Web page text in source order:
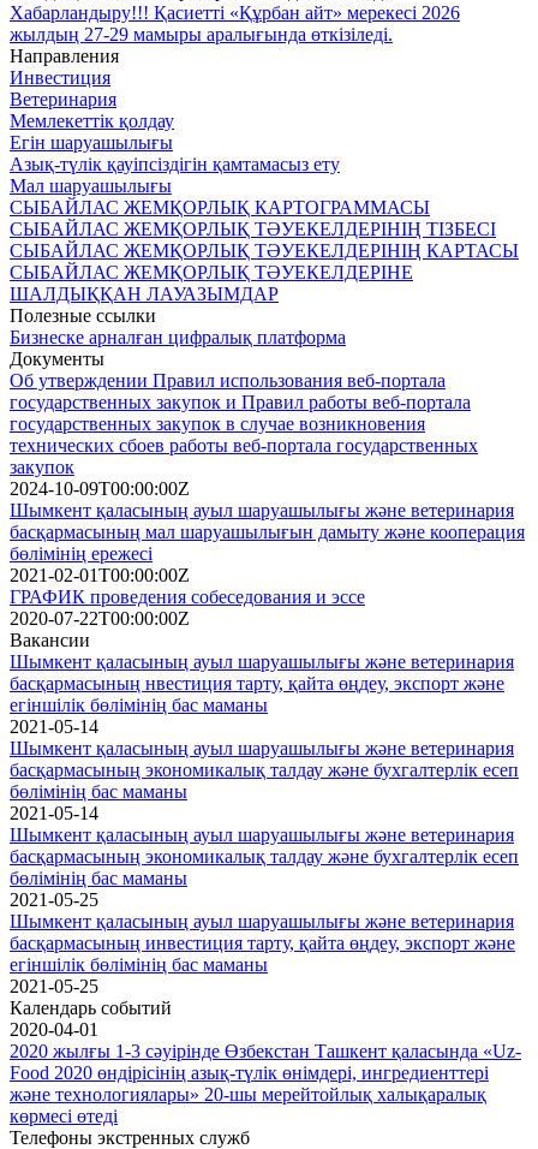
Хабарландыру!!! Қасиетті «Құрбан айт» мерекесі 2026
жылдың 27-29 мамыры аралығында өткізіледі.
Направления
Инвестиция
Ветеринария
Мемлекеттік қолдау
Егін шаруашылығы
Азық-түлік қауіпсіздігін қамтамасыз ету
Мал шаруашылығы
СЫБАЙЛАС ЖЕМҚОРЛЫҚ КАРТОГРАММАСЫ
СЫБАЙЛАС ЖЕМҚОРЛЫҚ ТӘУЕКЕЛДЕРІНІҢ ТІЗБЕСІ
СЫБАЙЛАС ЖЕМҚОРЛЫҚ ТӘУЕКЕЛДЕРІНІҢ КАРТАСЫ
СЫБАЙЛАС ЖЕМҚОРЛЫҚ ТӘУЕКЕЛДЕРІНЕ
ШАЛДЫҚҚАН ЛАУАЗЫМДАР
Полезные ссылки
Бизнеске арналған цифралық платформа
Документы
Об утверждении Правил использования веб-портала
государственных закупок и Правил работы веб-портала
государственных закупок в случае возникновения
технических сбоев работы веб-портала государственных
закупок
2024-10-09T00:00:00Z
Шымкент қаласының ауыл шаруашылығы және ветеринария
басқармасының мал шаруашылығын дамыту және кооперация
бөлімінің ережесі
2021-02-01T00:00:00Z
ГРАФИК проведения собеседования и эссе
2020-07-22T00:00:00Z
Вакансии
Шымкент қаласының ауыл шаруашылығы және ветеринария
басқармасының нвестиция тарту, қайта өңдеу, экспорт және
егіншілік бөлімінің бас маманы
2021-05-14
Шымкент қаласының ауыл шаруашылығы және ветеринария
басқармасының экономикалық талдау және бухгалтерлік есеп
бөлімінің бас маманы
2021-05-14
Шымкент қаласының ауыл шаруашылығы және ветеринария
басқармасының экономикалық талдау және бухгалтерлік есеп
бөлімінің бас маманы
2021-05-25
Шымкент қаласының ауыл шаруашылығы және ветеринария
басқармасының инвестиция тарту, қайта өңдеу, экспорт және
егіншілік бөлімінің бас маманы
2021-05-25
Календарь событий
2020-04-01
2020 жылғы 1-3 сәуірінде Өзбекстан Ташкент қаласында «Uz-
Food 2020 өндірісінің азық-түлік өнімдері, ингредиенттері
және технологиялары» 20-шы мерейтойлық халықаралық
көрмесі өтеді
Телефоны экстренных служб